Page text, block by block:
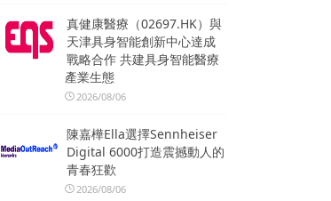
真健康醫療（02697.HK）與
天津具身智能創新中心達成
戰略合作 共建具身智能醫療
產業生態
2026/08/06
陳嘉樺Ella選擇Sennheiser
Digital 6000打造震撼動人的
青春狂歡
2026/08/06